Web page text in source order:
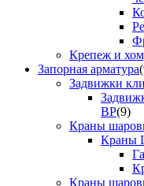
Крепеж и
Запорная арматура
Задвижки
ВР(9)
Краны
Краны
Краны